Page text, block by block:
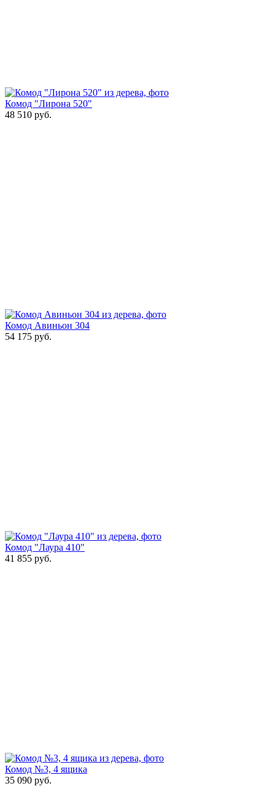
Комод "Лирона 520"
48 510 руб.
Комод Авиньон 304
54 175 руб.
Комод "Лаура 410"
41 855 руб.
Комод №3, 4 ящика
35 090 руб.